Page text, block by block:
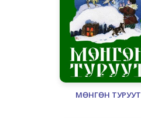
МӨНГӨН ТУРУУТ